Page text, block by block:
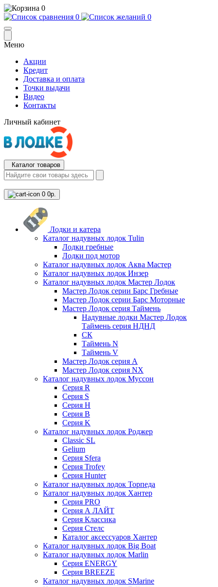
0
0
0
Меню
Акции
Кредит
Доставка и оплата
Точки выдачи
Видео
Контакты
Личный кабинет
Каталог товаров
0 0р.
Лодки и катера
Каталог надувных лодок Tulin
Лодки гребные
Лодки под мотор
Каталог надувных лодок Аква Мастер
Каталог надувных лодок Инзер
Каталог надувных лодок Мастер Лодок
Мастер Лодок серии Барс Гребные
Мастер Лодок серии Барс Моторные
Мастер Лодок серия Таймень
Надувные лодки Мастер Лодок
Таймень серия НДНД
СК
Таймень N
Таймень V
Мастер Лодок серия А
Мастер Лодок серия NX
Каталог надувных лодок Муссон
Серия R
Серия S
Серия H
Серия B
Серия K
Каталог надувных лодок Роджер
Classic SL
Gelium
Серия Sfera
Серия Trofey
Серия Hunter
Каталог надувных лодок Торпеда
Каталог надувных лодок Хантер
Серия PRO
Серия А ЛАЙТ
Серия Классика
Серия Стелс
Каталог аксессуаров Хантер
Каталог надувных лодок Big Boat
Каталог надувных лодок Marlin
Серия ENERGY
Серия BREEZE
Каталог надувных лодок SMarine